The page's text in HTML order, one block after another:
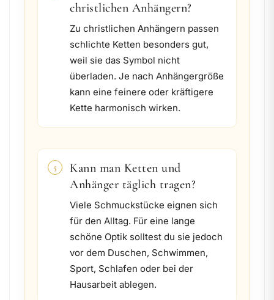
christlichen Anhängern?
Zu christlichen Anhängern passen
schlichte Ketten besonders gut,
weil sie das Symbol nicht
überladen. Je nach Anhängergröße
kann eine feinere oder kräftigere
Kette harmonisch wirken.
5
Kann man Ketten und
Anhänger täglich tragen?
Viele Schmuckstücke eignen sich
für den Alltag. Für eine lange
schöne Optik solltest du sie jedoch
vor dem Duschen, Schwimmen,
Sport, Schlafen oder bei der
Hausarbeit ablegen.